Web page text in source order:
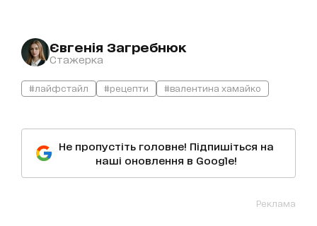
Євгенія Загребнюк
Стажерка
#лайфстайл #рецепти #валентина хамайко
Не пропустіть головне! Підпишіться на
наші оновлення в Google!
Реклама